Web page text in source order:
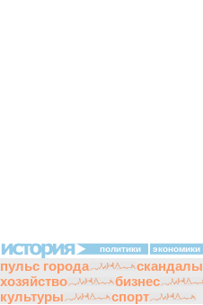
политики экономики
пульс города скандалы
хозяйство
бизнес
культуры
спорт